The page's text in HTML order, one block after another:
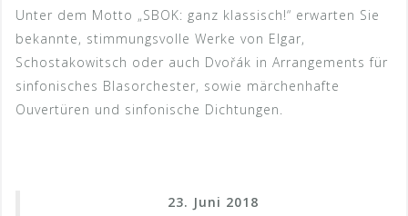
Unter dem Motto „SBOK: ganz klassisch!“ erwarten Sie
bekannte, stimmungsvolle Werke von Elgar,
Schostakowitsch oder auch Dvořák in Arrangements für
sinfonisches Blasorchester, sowie märchenhafte
Ouvertüren und sinfonische Dichtungen.
23. Juni 2018